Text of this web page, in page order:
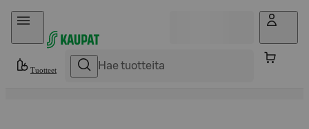
Hyppää sisältöön
Tuotteet